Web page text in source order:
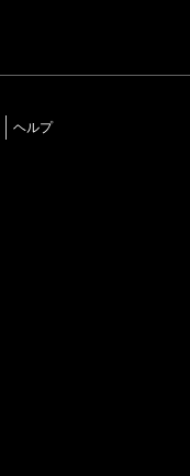
ヘルプ